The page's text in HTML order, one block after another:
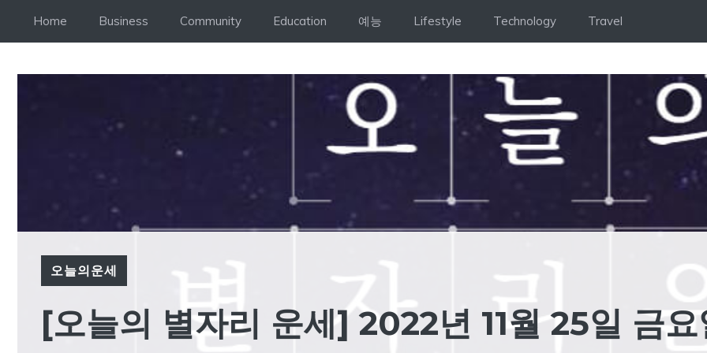
Home Business Community Education 예능 Lifestyle Technology Travel
오늘의운세
[오늘의 별자리 운세] 2022년 11월 25일 금요